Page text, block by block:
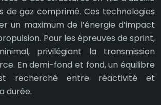
de gaz comprimé. Ces technologies
un maximum de l’énergie d’impact
Pour les épreuves de sprint,
privilégiant la transmission
En demi-fond et fond, un équilibre
recherché entre réactivité et
durée.